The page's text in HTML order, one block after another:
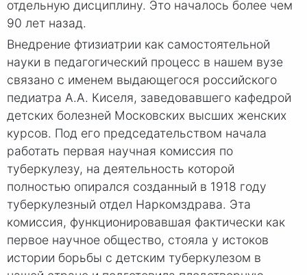
отдельную дисциплину. Это началось более чем
90 лет назад.
Внедрение фтизиатрии как самостоятельной
науки в педагогический процесс в нашем вузе
связано с именем выдающегося российского
педиатра А.А. Киселя, заведовавшего кафедрой
детских болезней Московских высших женских
курсов. Под его председательством начала
работать первая научная комиссия по
туберкулезу, на деятельность которой
полностью опирался созданный в 1918 году
туберкулезный отдел Наркомздрава. Эта
комиссия, функционировавшая фактически как
первое научное общество, стояла у истоков
истории борьбы с детским туберкулезом в